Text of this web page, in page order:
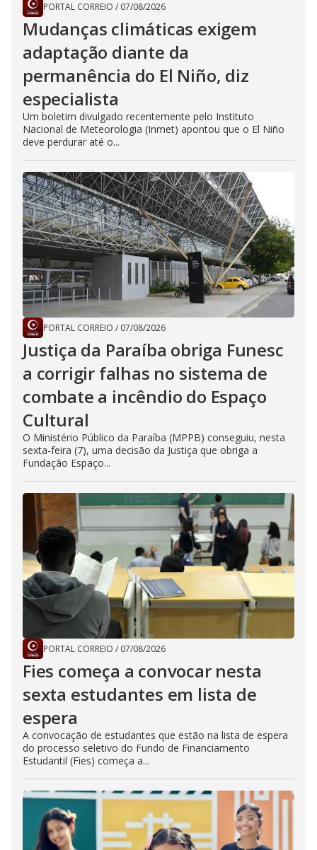
PORTAL CORREIO / 07/08/2026
Mudanças climáticas exigem
adaptação diante da
permanência do El Niño, diz
especialista
Um boletim divulgado recentemente pelo Instituto
Nacional de Meteorologia (Inmet) apontou que o El Niño
deve perdurar até o...
PORTAL CORREIO / 07/08/2026
Justiça da Paraíba obriga Funesc
a corrigir falhas no sistema de
combate a incêndio do Espaço
Cultural
O Ministério Público da Paraíba (MPPB) conseguiu, nesta
sexta-feira (7), uma decisão da Justiça que obriga a
Fundação Espaço...
PORTAL CORREIO / 07/08/2026
Fies começa a convocar nesta
sexta estudantes em lista de
espera
A convocação de estudantes que estão na lista de espera
do processo seletivo do Fundo de Financiamento
Estudantil (Fies) começa a...